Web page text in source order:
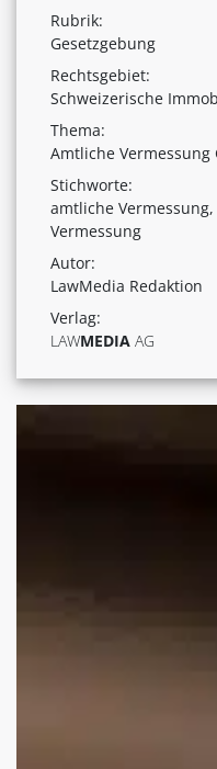
Rubrik:
Gesetzgebung
Rechtsgebiet:
Schweizerische
Thema:
Amtliche Vermessung
Stichworte:
amtliche
Vermessung
Autor:
LawMedia Redaktion
Verlag:
LAWMEDIA AG